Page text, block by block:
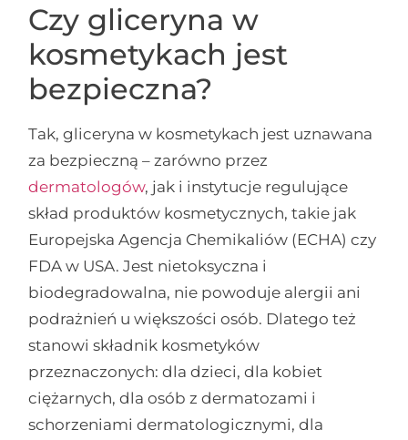
Czy gliceryna w
kosmetykach jest
bezpieczna?
Tak, gliceryna w kosmetykach jest uznawana
za bezpieczną – zarówno przez
dermatologów, jak i instytucje regulujące
skład produktów kosmetycznych, takie jak
Europejska Agencja Chemikaliów (ECHA) czy
FDA w USA. Jest nietoksyczna i
biodegradowalna, nie powoduje alergii ani
podrażnień u większości osób. Dlatego też
stanowi składnik kosmetyków
przeznaczonych: dla dzieci, dla kobiet
ciężarnych, dla osób z dermatozami i
schorzeniami dermatologicznymi, dla